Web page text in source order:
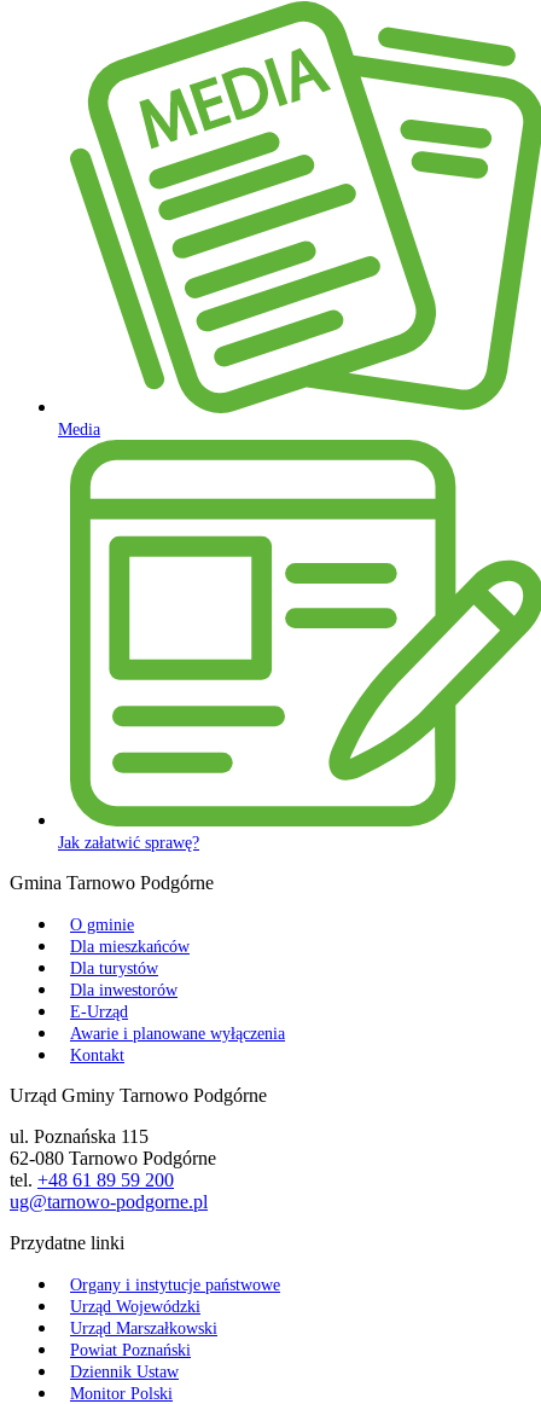
Media
Jak załatwić sprawę?
Gmina Tarnowo Podgórne
O gminie
Dla mieszkańców
Dla turystów
Dla inwestorów
E-Urząd
Awarie i planowane wyłączenia
Kontakt
Urząd Gminy Tarnowo Podgórne
ul. Poznańska 115
62-080 Tarnowo Podgórne
tel. +48 61 89 59 200
ug@tarnowo-podgorne.pl
Przydatne linki
Organy i instytucje państwowe
Urząd Wojewódzki
Urząd Marszałkowski
Powiat Poznański
Dziennik Ustaw
Monitor Polski